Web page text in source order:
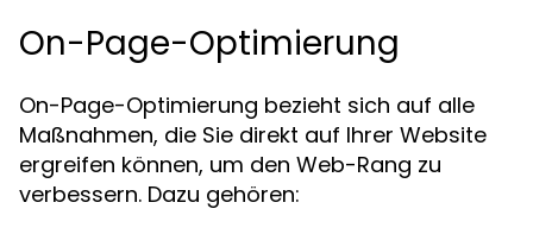
On-Page-Optimierung
On-Page-Optimierung bezieht sich auf alle
Maßnahmen, die Sie direkt auf Ihrer Website
ergreifen können, um den Web-Rang zu
verbessern. Dazu gehören: